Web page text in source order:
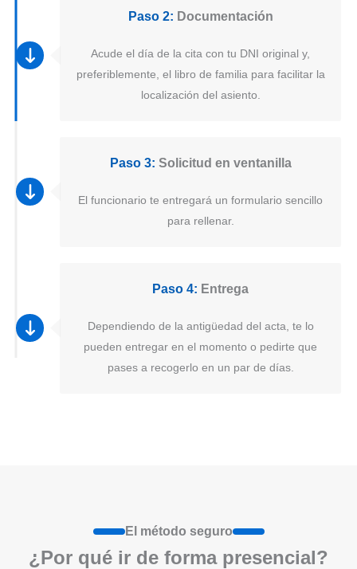
Paso 2: Documentación
Acude el día de la cita con tu DNI original y,
preferiblemente, el libro de familia para facilitar la
localización del asiento.
Paso 3: Solicitud en ventanilla
El funcionario te entregará un formulario sencillo
para rellenar.
Paso 4: Entrega
Dependiendo de la antigüedad del acta, te lo
pueden entregar en el momento o pedirte que
pases a recogerlo en un par de días.
El método seguro
¿Por qué ir de formapresencial?